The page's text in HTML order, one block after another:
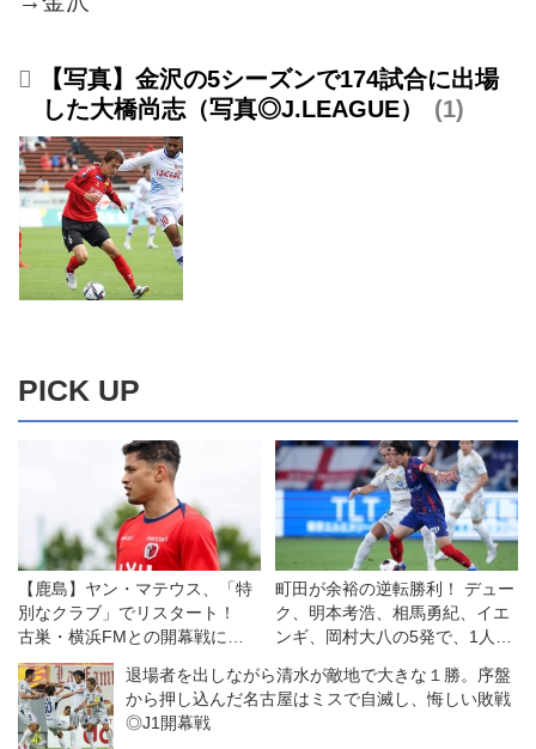
【写真】金沢の5シーズンで174試合に出場
した大橋尚志（写真◎J.LEAGUE）
1
PICK UP
【鹿島】ヤン・マテウス、「特
別なクラブ」でリスタート！
古巣・横浜FMとの開幕戦に向
けては「感情的な試合になる」
が「勝利を求めたい！」
町田が余裕の逆転勝利！ デュー
ク、明本考浩、相馬勇紀、イエ
ンギ、岡村大八の5発で、1人少
第1節
退場者を出しながら清水が敵地で大きな１勝。序盤
から押し込んだ名古屋はミスで自滅し、悔しい敗戦
◎J1開幕戦